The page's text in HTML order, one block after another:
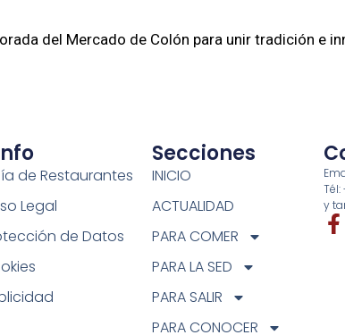
del Mercado de Colón para unir tradición e
de Restaurantes
Legal
de Datos
Secciones
INICIO
ACTUALIDAD
PARA COMER
PARA LA SED
PARA SALIR
PARA CONOCER
y